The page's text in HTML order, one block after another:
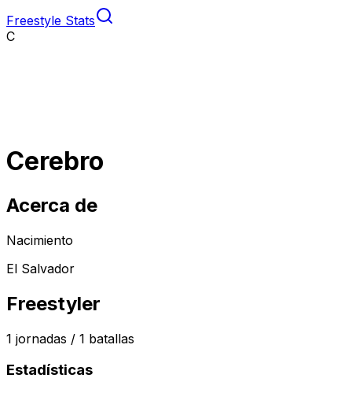
Freestyle Stats
C
Cerebro
Acerca de
Nacimiento
El Salvador
Freestyler
1 jornadas / 1 batallas
Estadísticas